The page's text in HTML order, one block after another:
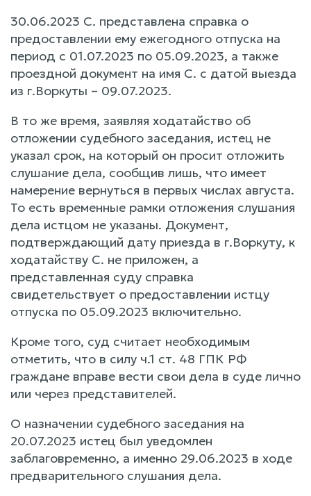
30.06.2023 С. представлена справка о
предоставлении ему ежегодного отпуска на
период с 01.07.2023 по 05.09.2023, а также
проездной документ на имя С. с датой выезда
из г.Воркуты – 09.07.2023.
В то же время, заявляя ходатайство об
отложении судебного заседания, истец не
указал срок, на который он просит отложить
слушание дела, сообщив лишь, что имеет
намерение вернуться в первых числах августа.
То есть временные рамки отложения слушания
дела истцом не указаны. Документ,
подтверждающий дату приезда в г.Воркуту, к
ходатайству С. не приложен, а
представленная суду справка
свидетельствует о предоставлении истцу
отпуска по 05.09.2023 включительно.
Кроме того, суд считает необходимым
отметить, что в силу ч.1 ст. 48 ГПК РФ
граждане вправе вести свои дела в суде лично
или через представителей.
О назначении судебного заседания на
20.07.2023 истец был уведомлен
заблаговременно, а именно 29.06.2023 в ходе
предварительного слушания дела.